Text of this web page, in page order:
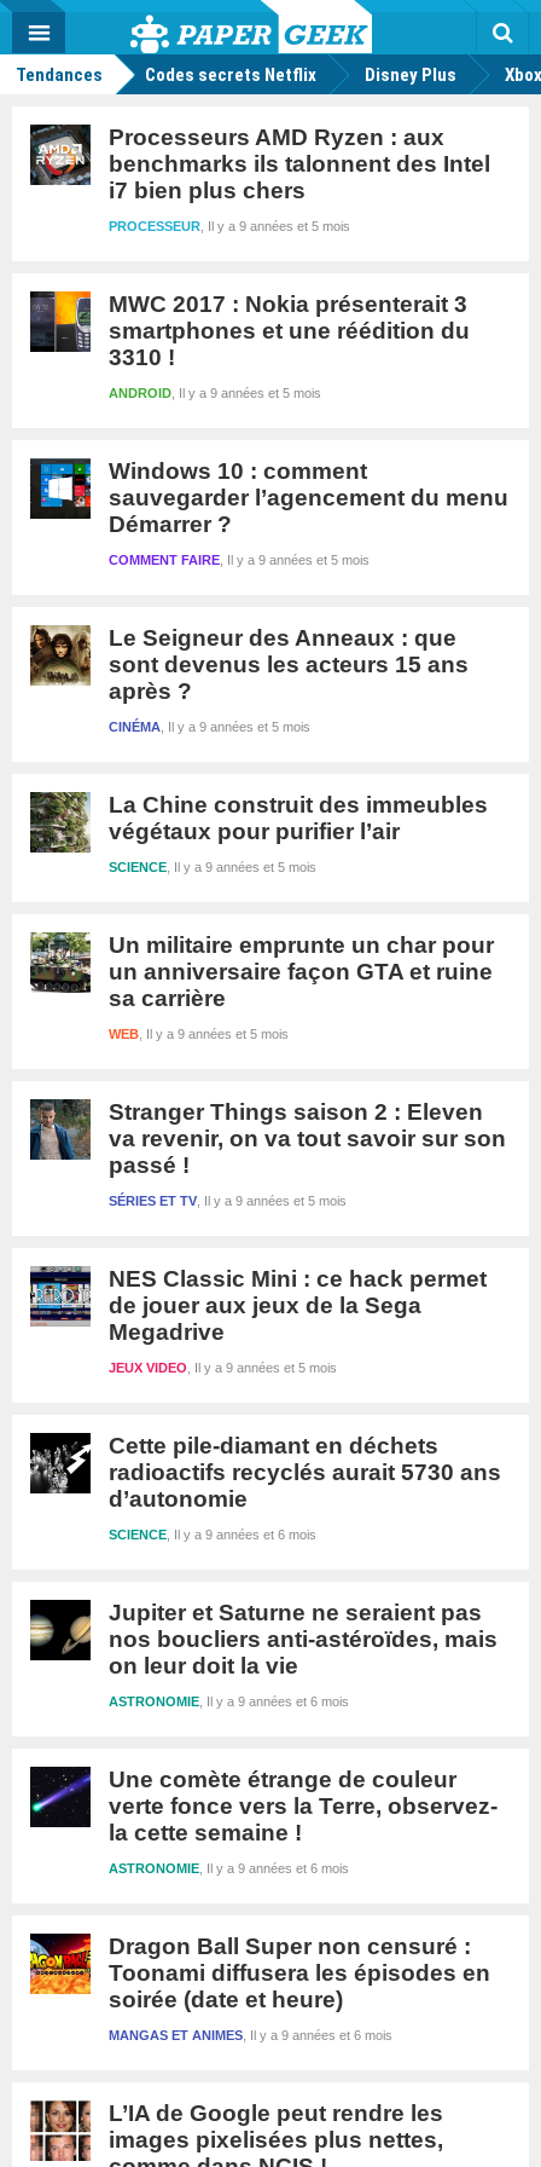
Actu
geek
MENU
Tendances Codes secrets Netflix Disney Plus
Processeurs AMD Ryzen : aux
benchmarks ils talonnent des Intel
i7 bien plus chers
Il y a 9 années et 5 mois
PROCESSEUR
MWC 2017 : Nokia présenterait 3
smartphones et une réédition du
3310 !
Il y a 9 années et 5 mois
ANDROID
Windows 10 : comment
sauvegarder l’agencement du menu
Démarrer ?
Il y a 9 années et 5 mois
COMMENT FAIRE
Le Seigneur des Anneaux : que
sont devenus les acteurs 15 ans
après ?
Il y a 9 années et 5 mois
CINÉMA
La Chine construit des immeubles
végétaux pour purifier l’air
Il y a 9 années et 5 mois
SCIENCE
Un militaire emprunte un char pour
un anniversaire façon GTA et ruine
sa carrière
Il y a 9 années et 5 mois
WEB
Stranger Things saison 2 : Eleven
va revenir, on va tout savoir sur son
passé !
Il y a 9 années et 5 mois
SÉRIES ET TV
NES Classic Mini : ce hack permet
de jouer aux jeux de la Sega
Megadrive
Il y a 9 années et 5 mois
JEUX VIDEO
Cette pile-diamant en déchets
radioactifs recyclés aurait 5730 ans
d’autonomie
Il y a 9 années et 6 mois
SCIENCE
Jupiter et Saturne ne seraient pas
nos boucliers anti-astéroïdes, mais
on leur doit la vie
Il y a 9 années et 6 mois
ASTRONOMIE
Une comète étrange de couleur
verte fonce vers la Terre, observez-
la cette semaine !
Il y a 9 années et 6 mois
ASTRONOMIE
Dragon Ball Super non censuré :
Toonami diffusera les épisodes en
soirée (date et heure)
Il y a 9 années et 6 mois
MANGAS ET ANIMES
L’IA de Google peut rendre les
images pixelisées plus nettes,
Mode
FacebookTwitter Youtube